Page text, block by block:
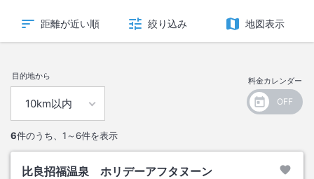
距離が近い順 絞り込み 地図表示
目的地から 料金カレンダー
6件のうち、 1～6件を表示
比良招福温泉 ホリデーアフタヌーン